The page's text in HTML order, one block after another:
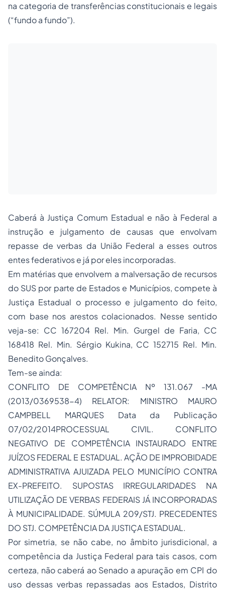
na categoria de transferências constitucionais e legais
(“fundo a fundo”).
Caberá à Justiça Comum Estadual e não à Federal a
instrução e julgamento de causas que envolvam
repasse de verbas da União Federal a esses outros
entes federativose já por eles incorporadas.
Em matérias que envolvem a malversação de recursos
do SUS por parte de Estados e Municípios, compete à
Justiça Estadual o processo e julgamento do feito,
com base nos arestos colacionados. Nesse sentido
veja-se: CC 167204 Rel. Min. Gurgel de Faria, CC
168418 Rel. Min. Sérgio Kukina, CC 152715 Rel. Min.
Benedito Gonçalves.
Tem-se ainda:
CONFLITO DE COMPETÊNCIA Nº 131.067 -MA
(2013/0369538-4) RELATOR: MINISTRO MAURO
CAMPBELL MARQUES Data da Publicação
07/02/2014PROCESSUAL CIVIL. CONFLITO
NEGATIVO DE COMPETÊNCIA INSTAURADO ENTRE
JUÍZOS FEDERAL E ESTADUAL. AÇÃO DE IMPROBIDADE
ADMINISTRATIVA AJUIZADA PELO MUNICÍPIO CONTRA
EX-PREFEITO. SUPOSTAS IRREGULARIDADES NA
UTILIZAÇÃO DE VERBAS FEDERAIS JÁ INCORPORADAS
À MUNICIPALIDADE. SÚMULA 209/STJ. PRECEDENTES
DO STJ. COMPETÊNCIA DA JUSTIÇA ESTADUAL.
Por simetria, se não cabe, no âmbito jurisdicional, a
competência da Justiça Federal para tais casos, com
certeza, não caberá ao Senado a apuração em CPI do
uso dessas verbas repassadas aos Estados, Distrito